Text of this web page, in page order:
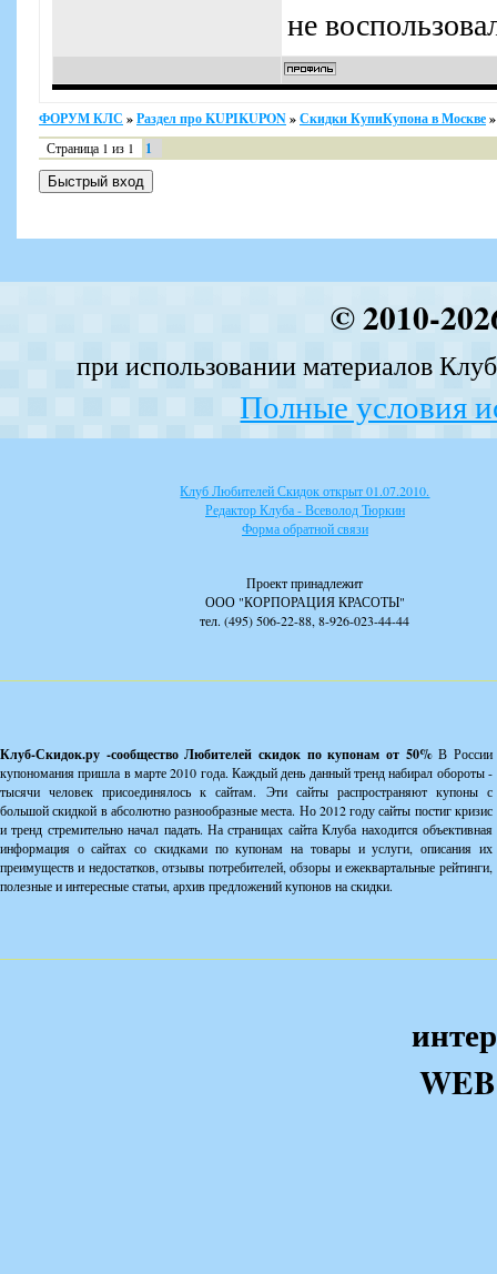
не
ФОРУМ КЛС »Раздел про KUPIKUPON»Скидки КупиКупона в Москве»
Страница 1 из 1 1
© 2010-
при использовании материалов
Полные условия
Клуб Любителей Скидок открыт 01.07.2010.
Редактор Клуба - Всеволод Тюркин
Форма обратной связи
Проект принадлежит
ООО "КОРПОРАЦИЯ КРАСОТЫ"
тел. (495) 506-22-88, 8-926-023-44-44
Клуб-Скидок.ру -сообщество Любителей скидок по купонам от 50%В России
купономания пришла в марте 2010 года. Каждый день данный тренд набирал обороты -
тысячи человек присоединялось к сайтам. Эти сайты распространяют купоны с
большой скидкой в абсолютно разнообразные места. Но 2012 году сайты постиг кризис
и тренд стремительно начал падать. На страницах сайта Клуба находится объективная
информация о сайтах со скидками по купонам на товары и услуги, описания их
преимуществ и недостатков, отзывы потребителей, обзоры и ежеквартальные рейтинги,
полезные и интересные статьи, архив предложений купонов на скидки.